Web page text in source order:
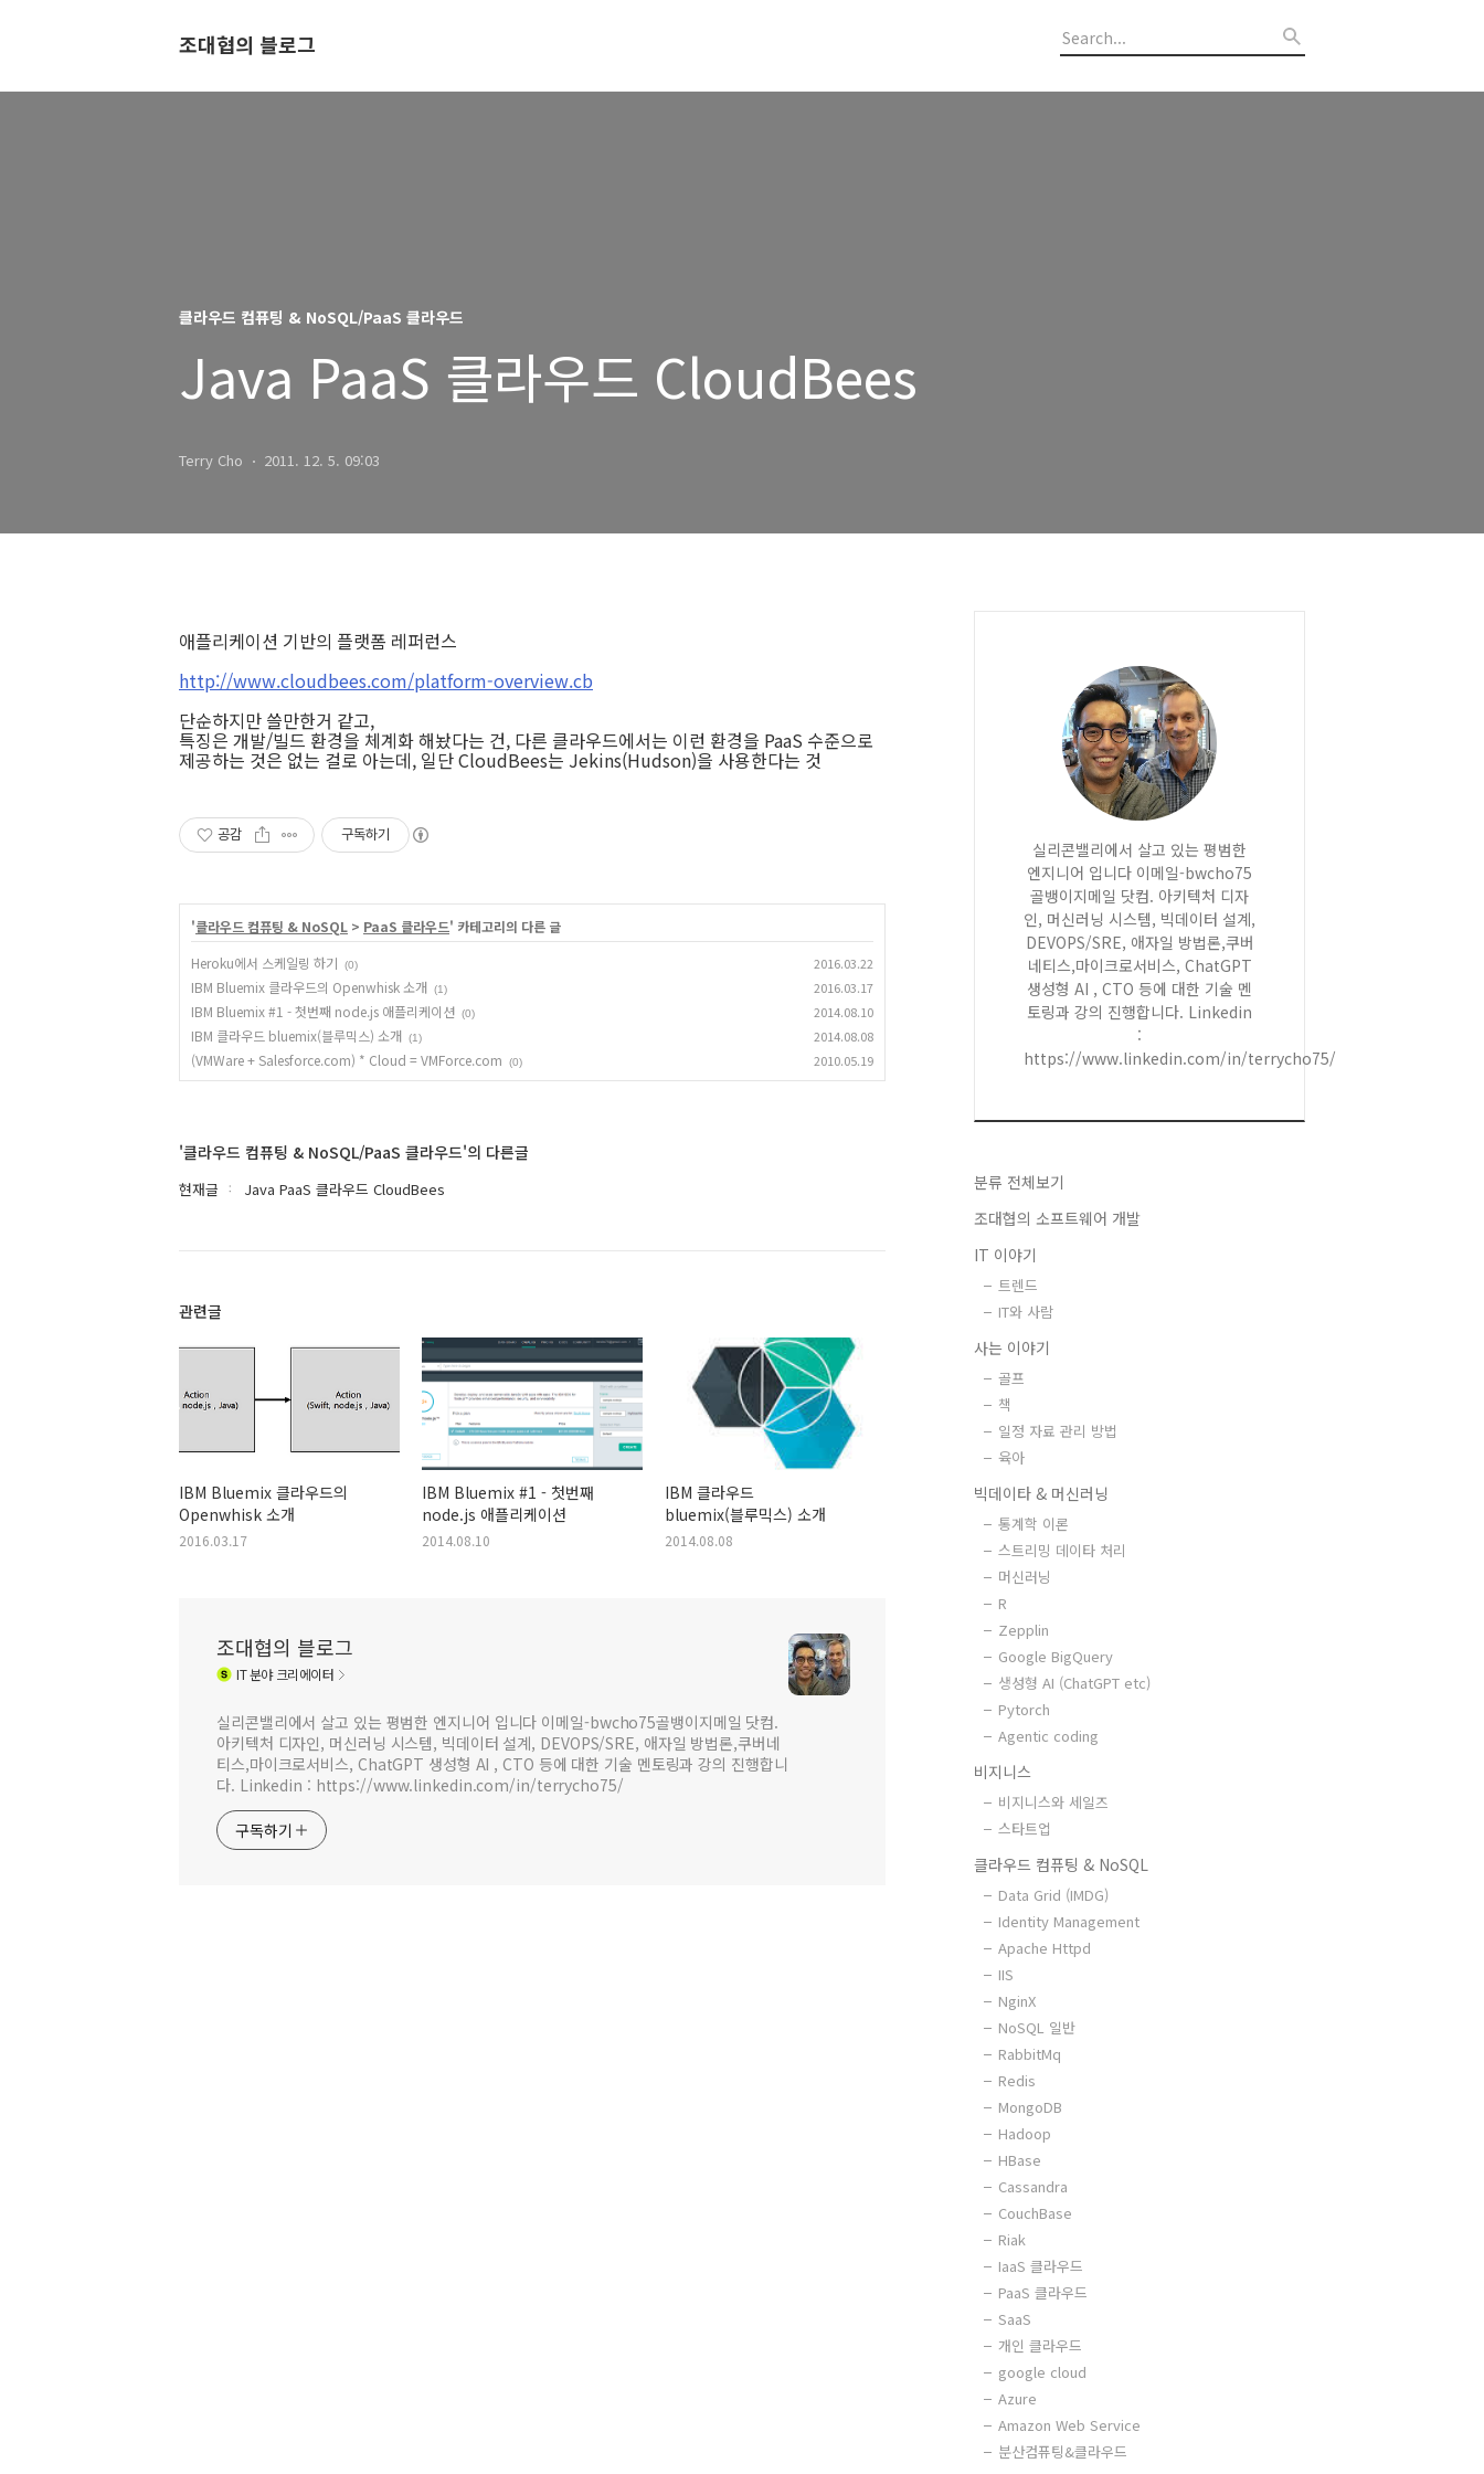
조대협의 블로그
클라우드 컴퓨팅 & NoSQL/PaaS 클라우드
Java PaaS 클라우드 CloudBees
Terry Cho 2011. 12. 5. 09:03
애플리케이션 기반의 플랫폼 레퍼런스
http://www.cloudbees.com/platform-overview.cb
단순하지만 쓸만한거 같고,
특징은 개발/빌드 환경을 체계화 해놨다는 건, 다른 클라우드에서는 이런 환경을 PaaS 수준으로
제공하는 것은 없는 걸로 아는데, 일단 CloudBees는 Jekins(Hudson)을 사용한다는 것
공감 구독하기
'클라우드 컴퓨팅 & NoSQL > PaaS 클라우드' 카테고리의 다른 글
Heroku에서 스케일링 하기
(0) 2016.03.22
IBM Bluemix 클라우드의 Openwhisk 소개 (1) 2016.03.17
IBM Bluemix #1 - 첫번째 node.js 애플리케이션 (0) 2014.08.10
IBM 클라우드 bluemix(블루믹스) 소개 (1) 2014.08.08
(VMWare + Salesforce.com) * Cloud = VMForce.com (0) 2010.05.19
'클라우드 컴퓨팅 & NoSQL/PaaS 클라우드'의 다른글
현재글 Java PaaS 클라우드 CloudBees
관련글
IBM Bluemix 클라우드의
Openwhisk 소개
2016.03.17
IBM Bluemix #1 - 첫번째
node.js 애플리케이션
2014.08.10
IBM 클라우드
bluemix(블루믹스) 소개
2014.08.08
조대협의 블로그
IT분야 크리에이터
실리콘밸리에서 살고 있는 평범한 엔지니어 입니다 이메일-bwcho75골뱅이지메일 닷컴.
아키텍처 디자인, 머신러닝 시스템, 빅데이터 설계, DEVOPS/SRE, 애자일 방법론,쿠버네
티스,마이크로서비스, ChatGPT 생성형 AI , CTO 등에 대한 기술 멘토링과 강의 진행합니
다. Linkedin : https://www.linkedin.com/in/terrycho75/
구독하기
실리콘밸리에서 살고 있는 평범한
엔지니어 입니다 이메일-bwcho75
골뱅이지메일 닷컴. 아키텍처 디자
인, 머신러닝 시스템, 빅데이터 설계,
DEVOPS/SRE, 애자일 방법론,쿠버
네티스,마이크로서비스, ChatGPT
생성형 AI , CTO 등에 대한 기술 멘
토링과 강의 진행합니다. Linkedin
:
https://www.linkedin.com/in/terrycho75/
분류 전체보기
조대협의 소프트웨어 개발
IT 이야기
트렌드
IT와 사람
사는 이야기
골프
책
일정 자료 관리 방법
육아
빅데이타 & 머신러닝
통계학 이론
스트리밍 데이타 처리
머신러닝
R
Zepplin
Google BigQuery
생성형 AI (ChatGPT etc)
Pytorch
Agentic coding
비지니스
비지니스와 세일즈
스타트업
클라우드 컴퓨팅 & NoSQL
Data Grid (IMDG)
Identity Management
Apache Httpd
IIS
NginX
NoSQL 일반
RabbitMq
Redis
MongoDB
Hadoop
HBase
Cassandra
CouchBase
Riak
IaaS 클라우드
PaaS 클라우드
SaaS
개인 클라우드
google cloud
Azure
Amazon Web Service
분산컴퓨팅&클라우드